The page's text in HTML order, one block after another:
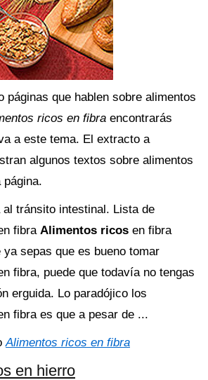
páginas que hablen sobre alimentos
ricos en fibra encontrarás
a este tema. El extracto a
algunos textos sobre alimentos
al tránsito intestinal. Lista de
fibra Alimentos ricos en fibra
ya sepas que es bueno tomar
fibra, puede que todavía no tengas
erguida. Lo paradójico los
fibra es que a pesar de ...
Alimentos ricos en fibra
en hierro